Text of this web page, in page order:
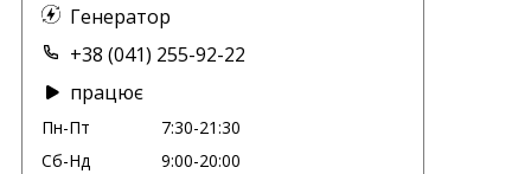
Генератор
+38 (041) 255-92-22
працює
Пн-Пт
7:30-21:30
Сб-Нд
9:00-20:00